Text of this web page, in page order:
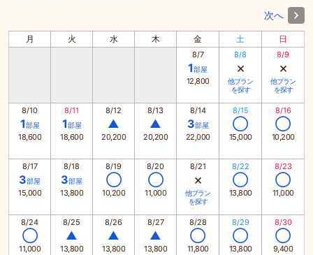
次へ
月 火 水 木 金 土 日
8/7
1部屋
12,800
8/8
×
他プラン
を探す
8/9
×
他プラン
を探す
8/10
1部屋
18,600
8/11
1部屋
18,600
8/12
▲
20,200
8/13
▲
20,200
8/14
3部屋
22,000
8/15
◯
15,000
8/16
◯
10,200
8/17
3部屋
15,000
8/18
3部屋
13,800
8/19
◯
10,200
8/20
◯
11,000
8/21
×
他プラン
を探す
8/22
◯
13,800
8/23
◯
11,000
8/24
◯
11,000
8/25
▲
13,800
8/26
▲
13,800
8/27
▲
13,800
8/28
◯
11,800
8/29
◯
13,800
8/30
◯
9,400